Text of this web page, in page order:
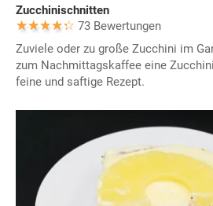
Zucchinischnitten
73 Bewertungen
Zuviele oder zu große Zucchini im
zum Nachmittagskaffee eine
feine und saftige Rezept.